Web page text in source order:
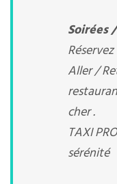
Soirées
Réservez
Aller /
cher .
TAXI
sérénité